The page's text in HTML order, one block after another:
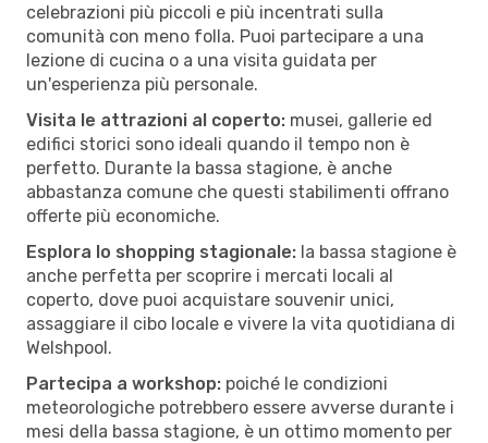
celebrazioni più piccoli e più incentrati sulla
comunità con meno folla. Puoi partecipare a una
lezione di cucina o a una visita guidata per
un'esperienza più personale.
Visita le attrazioni al coperto: musei, gallerie ed
edifici storici sono ideali quando il tempo non è
perfetto. Durante la bassa stagione, è anche
abbastanza comune che questi stabilimenti offrano
offerte più economiche.
Esplora lo shopping stagionale: la bassa stagione è
anche perfetta per scoprire i mercati locali al
coperto, dove puoi acquistare souvenir unici,
assaggiare il cibo locale e vivere la vita quotidiana di
Welshpool.
Partecipa a workshop: poiché le condizioni
meteorologiche potrebbero essere avverse durante i
mesi della bassa stagione, è un ottimo momento per